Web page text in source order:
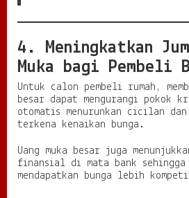
4. Meningkatkan
Muka bagi Pembeli
Untuk calon pembeli rumah,
besar dapat mengurangi pokok
otomatis menurunkan cicilan
terkena kenaikan bunga.
Uang muka besar juga
finansial di mata bank sehingga
mendapatkan bunga lebih